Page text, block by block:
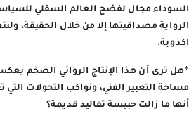
السوداء مجال لفضح العالم السفلي
الرواية مصداقيتها إلا من خلال الحقيقة،
اكذوبة.
*هل ترى أن هذا الإنتاج الروائي الضخم
مساحة التعبير الفني، وتواكب التحولات
أنها ما زالت حبيسة تقاليد قديمة؟